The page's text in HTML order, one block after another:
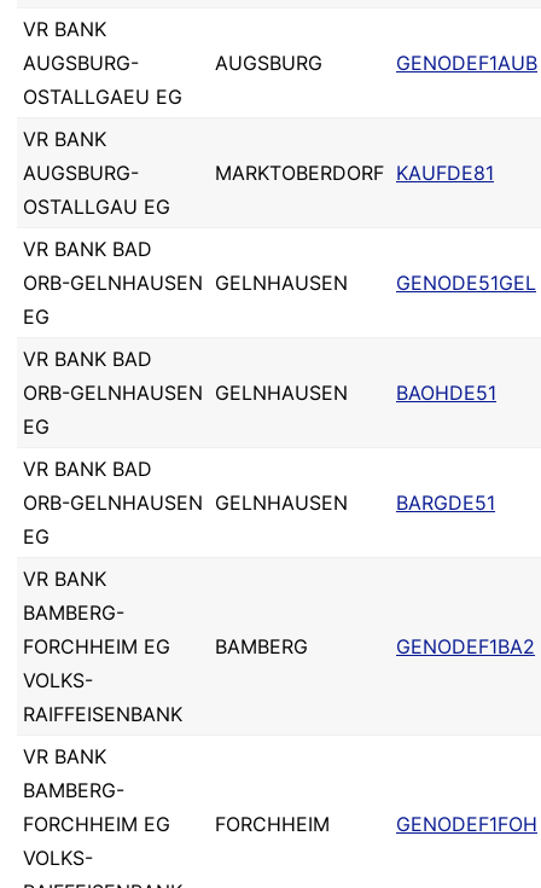
VR BANK
AUGSBURG-
OSTALLGAEU EG
AUGSBURG GENODEF1AUB
VR BANK
AUGSBURG-
OSTALLGAU EG
MARKTOBERDORF KAUFDE81
VR BANK BAD
ORB-GELNHAUSEN
EG
GELNHAUSEN GENODE51GEL
VR BANK BAD
ORB-GELNHAUSEN
EG
GELNHAUSEN BAOHDE51
VR BANK BAD
ORB-GELNHAUSEN
EG
GELNHAUSEN BARGDE51
VR BANK
BAMBERG-
FORCHHEIM EG
VOLKS-
RAIFFEISENBANK
BAMBERG GENODEF1BA2
VR BANK
BAMBERG-
FORCHHEIM EG
VOLKS-
FORCHHEIM GENODEF1FOH